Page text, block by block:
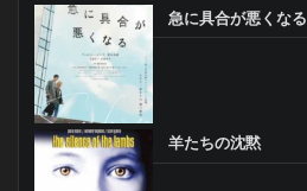
急に具合が悪くなる
羊たちの沈黙